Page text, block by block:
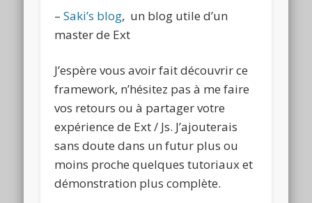
–Saki’s blog, un blog utile d’un
master de Ext
J’espère vous avoir fait découvrir ce
framework, n’hésitez pas à me faire
vos retours ou à partager votre
expérience de Ext / Js. J’ajouterais
sans doute dans un futur plus ou
moins proche quelques tutoriaux et
démonstration plus complète.